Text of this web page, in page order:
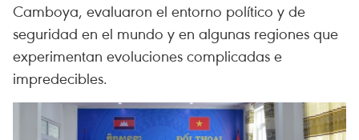
Camboya, evaluaron el entorno político y de
seguridad en el mundo y en algunas regiones que
experimentan evoluciones complicadas e
impredecibles.